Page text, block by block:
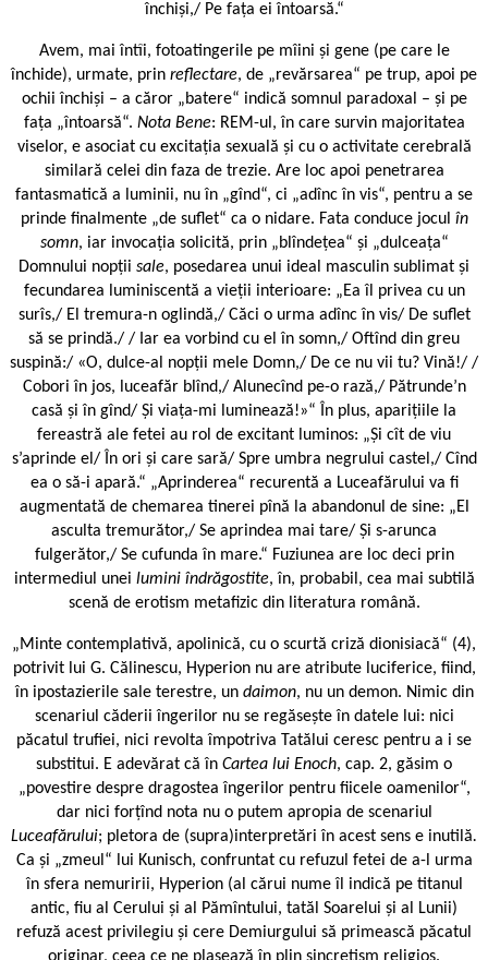
închiși,/ Pe fața ei întoarsă.“
Avem, mai întîi, fotoatingerile pe mîini și gene (pe care le
închide), urmate, prin reflectare, de „revărsarea“ pe trup, apoi pe
ochii închiși – a căror „batere“ indică somnul paradoxal – și pe
fața „întoarsă“. Nota Bene: REM-ul, în care survin majoritatea
viselor, e asociat cu excitația sexuală și cu o activitate cerebrală
similară celei din faza de trezie. Are loc apoi penetrarea
fantasmatică a luminii, nu în „gînd“, ci „adînc în vis“, pentru a se
prinde finalmente „de suflet“ ca o nidare. Fata conduce jocul în
somn, iar invocația solicită, prin „blîndețea“ și „dulceața“
Domnului nopții sale, posedarea unui ideal masculin sublimat și
fecundarea luminiscentă a vieții interioare: „Ea îl privea cu un
surîs,/ El tremura-n oglindă,/ Căci o urma adînc în vis/ De suflet
să se prindă./ / Iar ea vorbind cu el în somn,/ Oftînd din greu
suspină:/ «O, dulce-al nopții mele Domn,/ De ce nu vii tu? Vină!/ /
Cobori în jos, luceafăr blînd,/ Alunecînd pe-o rază,/ Pătrunde’n
casă și în gînd/ Și viața-mi luminează!»“ În plus, aparițiile la
fereastră ale fetei au rol de excitant luminos: „Și cît de viu
s’aprinde el/ În ori și care sară/ Spre umbra negrului castel,/ Cînd
ea o să-i apară.“ „Aprinderea“ recurentă a Luceafărului va fi
augmentată de chemarea tinerei pînă la abandonul de sine: „El
asculta tremurător,/ Se aprindea mai tare/ Și s-arunca
fulgerător,/ Se cufunda în mare.“ Fuziunea are loc deci prin
intermediul unei lumini îndrăgostite, în, probabil, cea mai subtilă
scenă de erotism metafizic din literatura română.
„Minte contemplativă, apolinică, cu o scurtă criză dionisiacă“ (4),
potrivit lui G. Călinescu, Hyperion nu are atribute luciferice, fiind,
în ipostazierile sale terestre, un daimon, nu un demon. Nimic din
scenariul căderii îngerilor nu se regăsește în datele lui: nici
păcatul trufiei, nici revolta împotriva Tatălui ceresc pentru a i se
substitui. E adevărat că în Cartea lui Enoch, cap. 2, găsim o
„povestire despre dragostea îngerilor pentru fiicele oamenilor“,
dar nici forțînd nota nu o putem apropia de scenariul
Luceafărului; pletora de (supra)interpretări în acest sens e inutilă.
Ca și „zmeul“ lui Kunisch, confruntat cu refuzul fetei de a-l urma
în sfera nemuririi, Hyperion (al cărui nume îl indică pe titanul
antic, fiu al Cerului și al Pămîntului, tatăl Soarelui și al Lunii)
refuză acest privilegiu și cere Demiurgului să primească păcatul